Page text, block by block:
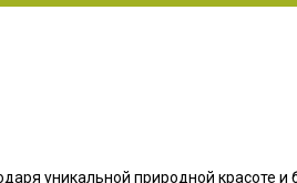
уникальной природной красоте и